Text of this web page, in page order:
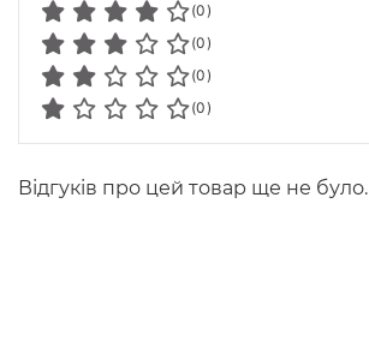
(0)
(0)
(0)
(0)
Відгуків про цей товар ще не було.